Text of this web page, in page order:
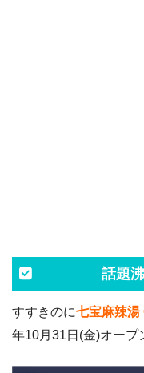
話題
すすきのに七宝麻辣
年10月31日(金)オープ